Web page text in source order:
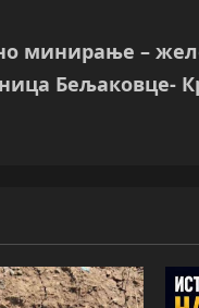
минирање –
Бељаковце-